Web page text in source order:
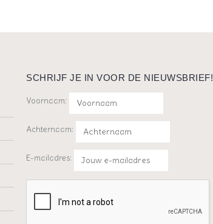
SCHRIJF JE IN VOOR DE NIEUWSBRIEF!
Voornaam:
Achternaam:
E-mailadres: